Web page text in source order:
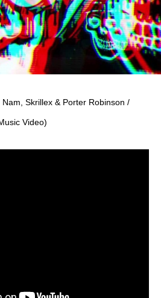
Skrillex & Porter Robinson /
Video)